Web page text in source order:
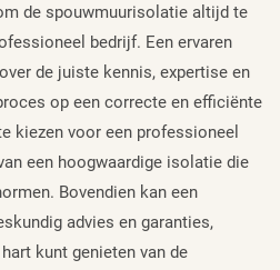
de spouwmuurisolatie altijd te
bedrijf. Een ervaren
de juiste kennis, expertise en
op een correcte en efficiënte
kiezen voor een professioneel
een hoogwaardige isolatie die
Bovendien kan een
advies en garanties,
kunt genieten van de